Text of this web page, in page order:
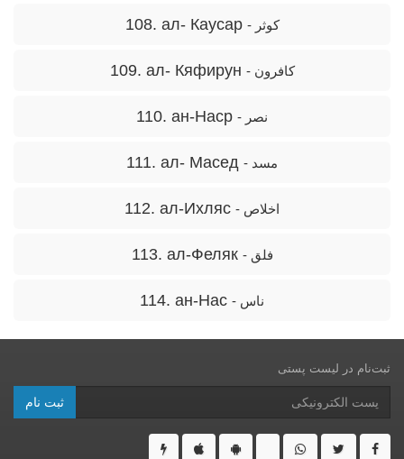
108. ал- Каусар - کوثر
109. ал- Кяфирун - کافرون
110. ан-Наср - نصر
111. ал- Масед - مسد
112. ал-Ихляс - اخلاص
113. ал-Феляк - فلق
114. ан-Нас - ناس
ثبت‌نام در ليست پستى
ثبت نام